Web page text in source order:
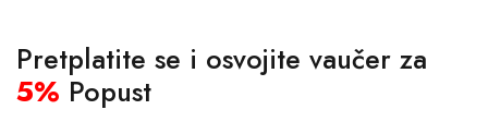
Pretplatite se i osvojite vaučer za
5% Popust